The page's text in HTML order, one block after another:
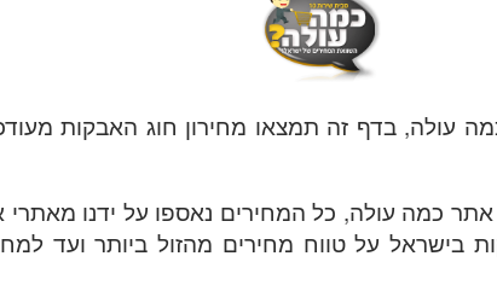
עולה, בדף זה תמצאו מחירון חוג האבקות
אתר כמה עולה, כל המחירים נאספו על ידנו מאתרי
בישראל על טווח מחירים מהזול ביותר ועד